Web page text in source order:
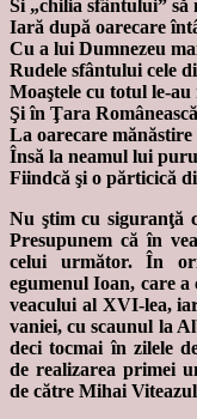
Si „chilia sfântului” să
Iară după oarecare
Cu a lui Dumnezeu
Rudele sfântului cele
Moaştele cu totul le-
Şi în Ţara
La oarecare mănăstire
Însă la neamul lui
Fiindcă şi o părticică
Nu ştim cu siguranţă
Presupunem că în
celui următor. În
egumenul Ioan, care
veacului al XVI-lea,
vaniei, cu scaunul la
deci tocmai în zilele
de realizarea primei
de către Mihai